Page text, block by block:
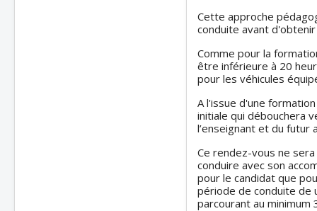
Cette approche
conduite avant
Comme pour la
être inférieure à 20
pour les véhicules
A l'issue d'une
initiale qui débouchera
l’enseignant et du futur
Ce rendez-vous ne
conduire avec son
pour le candidat que
période de conduite de
parcourant au minimum